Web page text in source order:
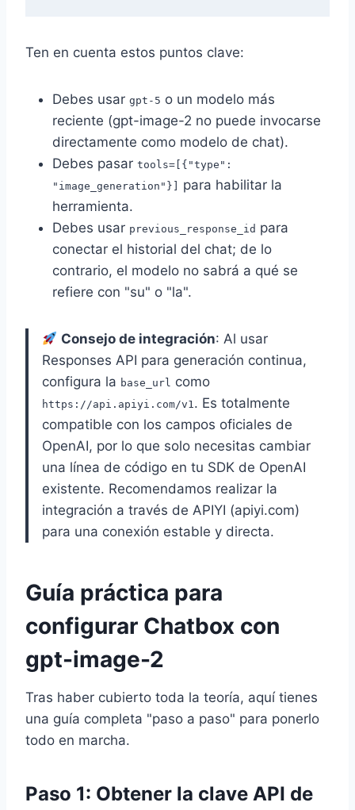
Ten en cuenta estos puntos clave:
Debes usar gpt-5 o un modelo más
reciente (gpt-image-2 no puede invocarse
directamente como modelo de chat).
Debes pasar tools=[{"type":
"image_generation"}]
para habilitar la
herramienta.
Debes usar previous_response_id para
conectar el historial del chat; de lo
contrario, el modelo no sabrá a qué se
refiere con "su" o "la".
Consejo de integración: Al usar
Responses API para generación continua,
configura la base_url como
https://api.apiyi.com/v1. Es totalmente
compatible con los campos oficiales de
OpenAI, por lo que solo necesitas cambiar
una línea de código en tu SDK de OpenAI
existente. Recomendamos realizar la
integración a través de APIYI (apiyi.com)
para una conexión estable y directa.
Guía práctica para
configurar Chatbox con
gpt-image-2
Tras haber cubierto toda la teoría, aquí tienes
una guía completa "paso a paso" para ponerlo
todo en marcha.
Paso 1: Obtener la clave API de